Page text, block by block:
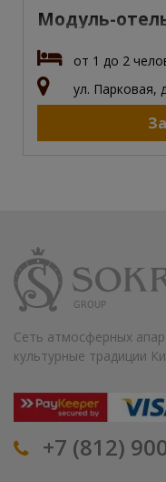
Модуль-
от 1 до 2
ул. Парковая,
Сеть атмосферных
культурные традиции
+7 (812)